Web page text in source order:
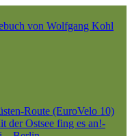
Route (EuroVelo 10)
der Ostsee fing es an!-